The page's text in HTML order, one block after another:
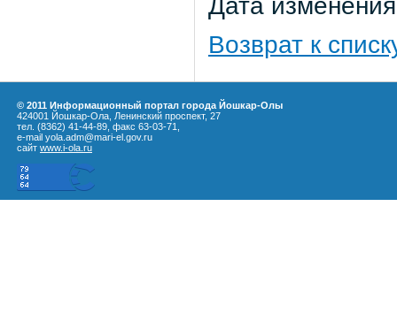
Дата
Возврат к
© 2011 Информационный портал города Йошкар-Олы
424001 Йошкар-Ола, Ленинский проспект, 27
тел. (8362) 41-44-89, факс 63-03-71,
e-mail yola.adm@mari-el.gov.ru
сайт www.i-ola.ru